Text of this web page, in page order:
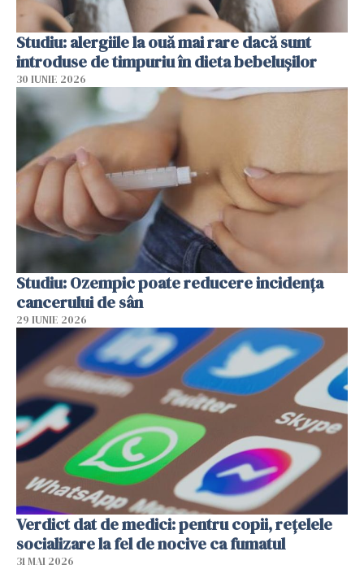
Studiu: alergiile la ouă mai rare dacă sunt
introduse de timpuriu în dieta bebelușilor
30 IUNIE 2026
Studiu: Ozempic poate reducere incidența
cancerului de sân
29 IUNIE 2026
Verdict dat de medici: pentru copii, rețelele
socializare la fel de nocive ca fumatul
31 MAI 2026